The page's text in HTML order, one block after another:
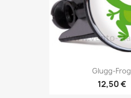
Glugg-Frog
12,50 €